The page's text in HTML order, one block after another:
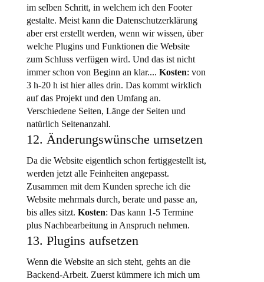
im selben Schritt, in welchem ich den Footer
gestalte. Meist kann die Datenschutzerklärung
aber erst erstellt werden, wenn wir wissen, über
welche Plugins und Funktionen die Website
zum Schluss verfügen wird. Und das ist nicht
immer schon von Beginn an klar.... Kosten: von
3 h-20 h ist hier alles drin. Das kommt wirklich
auf das Projekt und den Umfang an.
Verschiedene Seiten, Länge der Seiten und
natürlich Seitenanzahl.
12. Änderungswünsche umsetzen
Da die Website eigentlich schon fertiggestellt ist,
werden jetzt alle Feinheiten angepasst.
Zusammen mit dem Kunden spreche ich die
Website mehrmals durch, berate und passe an,
bis alles sitzt. Kosten: Das kann 1-5 Termine
plus Nachbearbeitung in Anspruch nehmen.
13. Plugins aufsetzen
Wenn die Website an sich steht, gehts an die
Backend-Arbeit. Zuerst kümmere ich mich um